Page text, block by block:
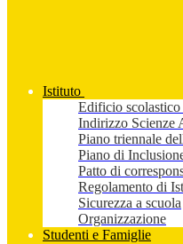
Istituto
Edificio scolastico
Indirizzo Scienze
Piano triennale
Piano di
Patto di
Regolamento di
Sicurezza a scuola
Organizzazione
Studenti e Famiglie